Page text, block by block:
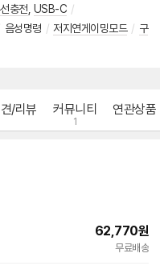
충전 USB-C /
음성명령 / 저지연게이밍모드 / 구
/리뷰 커뮤니티
1
연관상품
62,770원
무료배송